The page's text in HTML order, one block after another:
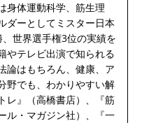
身体運動科学、筋生理
ダーとしてミスター日本
世界選手権3位の実績を
やテレビ出演で知られる
論はもちろん、健康、ア
野でも、わかりやすい解
レ』（高橋書店）、『筋
ル・マガジン社）、『一